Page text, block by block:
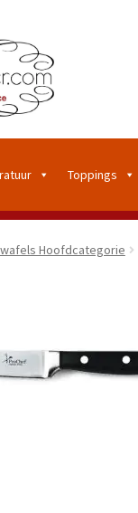
Toppings
Hoofdcategorie